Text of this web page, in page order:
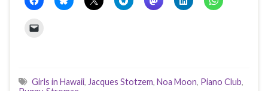
Girls in Hawaii, Jacques Stotzem, Noa Moon, Piano Club,